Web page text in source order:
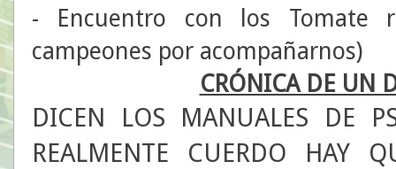
- Encuentro con los Tomate
campeones por acompañarnos)
CRÓNICA DE UN
DICEN LOS MANUALES DE
REALMENTE CUERDO HAY